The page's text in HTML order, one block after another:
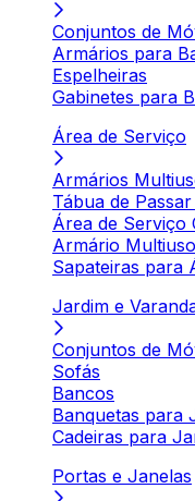
Conjuntos de
Armários para
Espelheiras
Gabinetes para
Área de Serviço
Armários
Tábua de
Área de Serviço
Armário
Sapateiras para
Jardim e
Conjuntos de
Sofás
Bancos
Banquetas para
Cadeiras para
Portas e Janelas